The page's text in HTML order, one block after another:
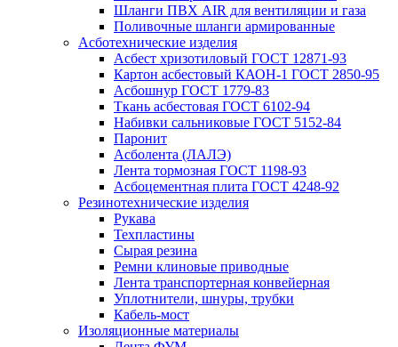
Шланги ПВХ AIR для вентиляции и газа
Поливочные шланги армированные
Асботехнические изделия
Асбест хризотиловый ГОСТ 12871-93
Картон aсбестовый КАОН-1 ГОСТ 2850-95
Асбошнур ГОСТ 1779-83
Ткань асбестовая ГОСТ 6102-94
Набивки сальниковые ГОСТ 5152-84
Паронит
Асболента (ЛАЛЭ)
Лента тормозная ГОСТ 1198-93
Асбоцементная плита ГОСТ 4248-92
Резинотехнические изделия
Рукава
Техпластины
Сырая резина
Ремни клиновые приводные
Лента транспортерная конвейерная
Уплотнители, шнуры, трубки
Кабель-мост
Изоляционные материалы